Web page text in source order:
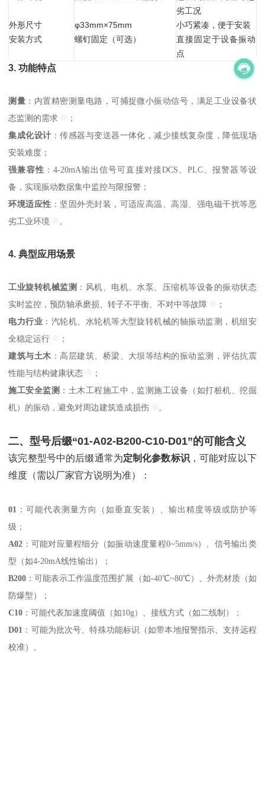
劣工况
外形尺寸
φ33mm×75mm
小巧紧凑，便于安装
安装方式
螺钉固定（可选）
直接固定于设备振动
点
3. 功能特点
测量 ：内置精密测量电路，可捕捉微小振动信号，满足工业设备状
态监测的需求
；
集成化设计 ：传感器与变送器一体化，减少接线复杂度，降低现场
安装难度；
强兼容性 ：4-20mA输出信号可直接对接DCS、PLC、报警器等设
备，实现振动数据集中监控与限报警；
环境适应性 ：坚固外壳封装，可适应高温、高湿、强电磁干扰等恶
劣工业环境
。
4. 典型应用场景
工业旋转机械监测 ：风机、电机、水泵、压缩机等设备的振动状态
实时监控，预防轴承磨损、转子不平衡、不对中等故障
；
电力行业 ：汽轮机、水轮机等大型旋转机械的轴振动监测，机组安
全稳定运行
；
建筑与土木 ：高层建筑、桥梁、大坝等结构的振动监测，评估抗震
性能与结构健康状态
；
施工安全监测 ：土木工程施工中，监测施工设备（如打桩机、挖掘
机）的振动，避免对周边建筑造成损伤
。
二、型号后缀“01-A02-B200-C10-D01”的可能含义
该完整型号中的后缀通常为定制化参数标识 ，可能对应以下
维度（需以厂家官方说明为准）：
01 ：可能代表测量方向（如垂直安装）、输出精度等级或防护等
级；
A02 ：可能对应量程细分（如振动速度量程0~5mm/s）、信号输出类
型（如4-20mA线性输出）；
B200 ：可能表示工作温度范围扩展（如-40℃~80℃）、外壳材质（如
防爆型）；
C10 ：可能代表加速度阈值（如10g）、接线方式（如二线制）；
D01 ：可能为批次号、特殊功能标识（如带本地报警指示、支持远程
校准）。